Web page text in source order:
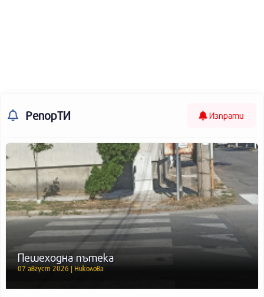
РепорТИ Изпрати
Пешеходна пътека
07 август 2026 | Николова